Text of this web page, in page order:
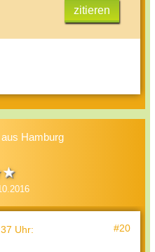
zitieren
Hamburg
Uhr: #20